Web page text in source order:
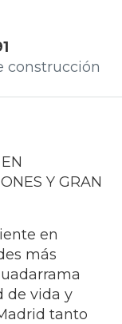
construcción
Y GRAN
en
más
de vida y
tanto